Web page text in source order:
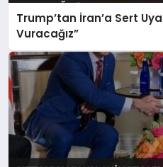
Trump’tan İran’a Sert
Vuracağız”